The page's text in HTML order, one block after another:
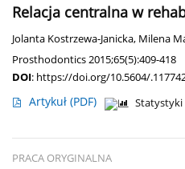
Relacja centralna w
Jolanta Kostrzewa-Janicka, Milena
Prosthodontics 2015;65(5):409-418
DOI: https://doi.org/10.5604/
Artykuł (PDF) Statystyki
PRACA ORYGINALNA